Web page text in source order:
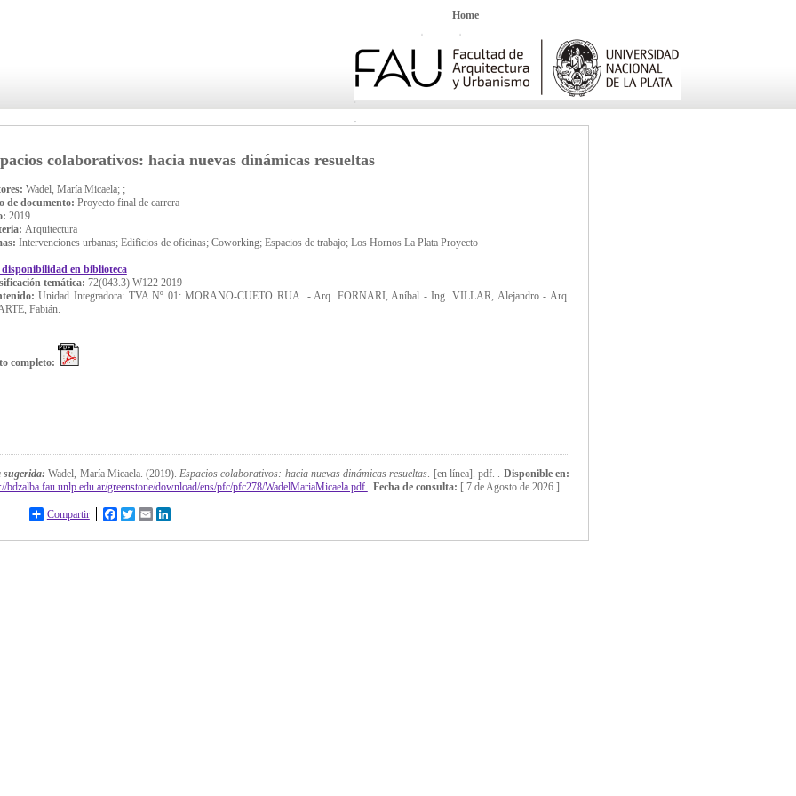
Home
colaborativos: hacia nuevas dinámicas resueltas
Wadel, María Micaela; ;
de documento: Proyecto final de carrera
2019
Arquitectura
Intervenciones urbanas; Edificios de oficinas; Coworking; Espacios de trabajo; Los Hornos La Plata Proyecto
disponibilidad en biblioteca
temática: 72(043.3) W122 2019
Unidad Integradora: TVA Nº 01: MORANO-CUETO RUA. - Arq. FORNARI, Aníbal - Ing. VILLAR, Alejandro - Arq.
Fabián.
completo:
sugerida:Wadel, María Micaela. (2019).Espacios colaborativos: hacia nuevas dinámicas resueltas. [en línea]. pdf. . Disponible en:
bdzalba.fau.unlp.edu.ar/greenstone/download/ens/pfc/pfc278/WadelMariaMicaela.pdf . Fecha de consulta: [ 7 de Agosto de 2026 ]
Compartir FacebookTwitterEmail